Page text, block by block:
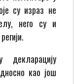
су израз не
него су и
декларацију
као још